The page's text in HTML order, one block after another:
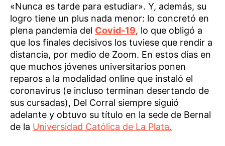
«Nunca es tarde para estudiar». Y, además, su
logro tiene un plus nada menor: lo concretó en
plena pandemia del Covid-19, lo que obligó a
que los finales decisivos los tuviese que rendir a
distancia, por medio de Zoom. En estos días en
que muchos jóvenes universitarios ponen
reparos a la modalidad online que instaló el
coronavirus (e incluso terminan desertando de
sus cursadas), Del Corral siempre siguió
adelante y obtuvo su título en la sede de Bernal
de la Universidad Católica de La Plata.